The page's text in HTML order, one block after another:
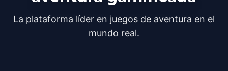
La plataforma líder en juegos de aventura en el
mundo real.